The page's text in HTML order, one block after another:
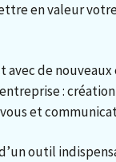
en valeur
de
:
et
outil